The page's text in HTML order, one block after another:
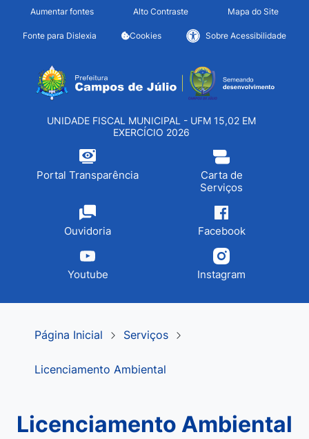
Seção de atalhos e links
Ir para o conteúdo [alt+1]
Ir para o menu [alt+2]
Ir para o rodapé [alt+4]
Aumentar fontes Alto Contraste Mapa do Site
Fonte para Dislexia Cookies Sobre Acessibilidade
Seção do menu principal
UNIDADE FISCAL MUNICIPAL - UFM 15,02 EM
EXERCÍCIO 2026
Portal Transparência
Carta de
Serviços
Ouvidoria Facebook
Youtube Instagram
Página Inicial Serviços
Licenciamento Ambiental
Licenciamento Ambiental